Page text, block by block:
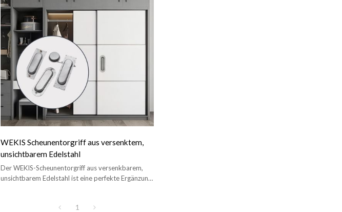
WEKIS Scheunentorgriff aus versenktem,
unsichtbarem Edelstahl
Der WEKIS-Scheunentorgriff aus versenkbarem,
unsichtbarem Edelstahl ist eine perfekte Ergänzung
1